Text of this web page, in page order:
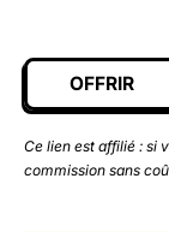
OFFRIR
Ce lien est affilié : si
commission sans